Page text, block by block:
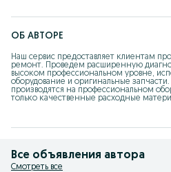
ОБ АВТОРЕ
Наш сервис предоставляет клиентам
ремонт. Проведем расширенную
высоком профессиональном уровне,
оборудование и оригинальные
производятся на профессиональном
только качественные расходные
Все объявления автора
Смотреть все